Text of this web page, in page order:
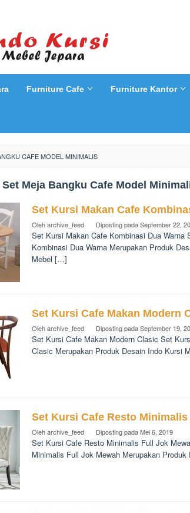
Furniture Cafe Furniture Kantor
CAFE MODEL MINIMALIS
Set Meja Bangku Cafe Model
Set Kursi Makan Cafe
Oleharchive_feed Diposting padaSeptember 22,
Set Kursi Makan Cafe Kombinasi Dua Warna
Kombinasi Dua Warna Merupakan Produk
Mebel […]
Set Kursi Cafe Makan Modern
Oleharchive_feed Diposting padaSeptember 19,
Set Kursi Cafe Makan Modern Clasic Set
Clasic Merupakan Produk Desain Indo Kursi
Set Kursi Cafe Resto
Oleharchive_feed Diposting padaMei 6, 2019
Set Kursi Cafe Resto Minimalis Full Jok
Minimalis Full Jok Mewah Merupakan